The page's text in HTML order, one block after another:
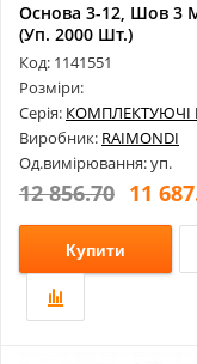
Основа 3-12, Шов 3
(Уп. 2000 Шт.)
180Bs0003C2000
Код: 1141551
Розміри:
Серія: КОМПЛЕКТУЮЧІ
Виробник: RAIMONDI
Од.вимірювання: уп.
12 856.70 11
Купити